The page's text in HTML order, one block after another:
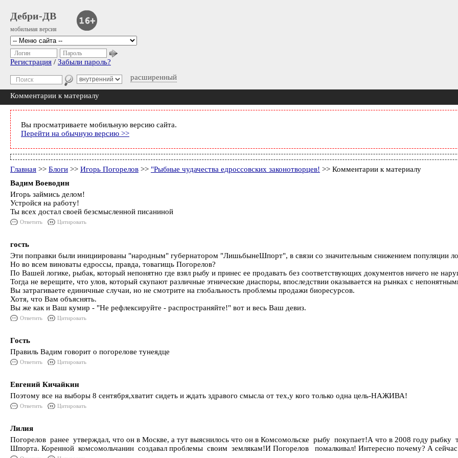
Дебри-ДВ
мобильная версия
расширенный
Логин Пароль
Регистрация / Забыли пароль?
Комментарии к материалу
Вы просматриваете мобильную версию сайта.
Перейти на обычную версию >>
Главная >> Блоги >> Игорь Погорелов >> "Рыбные чудачества едроссовских законотворцев! >> Комментарии к материалу
Вадим Воеводин
Игорь займись делом!
Устройся на работу!
Ты всех достал своей безсмысленной писаниной
Ответить Цитировать
гость
Эти поправки были инициированы "народным" губернатором "ЛишьбынеШпорт", в связи со значительным снижением популяции
Но во всем виноваты едроссы, правда, товагищь Погорелов?
По Вашей логике, рыбак, который непонятно где взял рыбу и принес ее продавать без соответствующих документов ничего не
Тогда не верещите, что улов, который скупают различные этнические диаспоры, впоследствии оказывается на рынках с
Вы затрагиваете единичные случаи, но не смотрите на глобальность проблемы продажи биоресурсов.
Хотя, что Вам объяснять.
Вы же как и Ваш кумир - "Не рефлексируйте - распространяйте!" вот и весь Ваш девиз.
Ответить Цитировать
Гость
Правиль Вадим говорит о погорелове тунеядце
Ответить Цитировать
Евгений Кичайкин
Поэтому все на выборы 8 сентября,хватит сидеть и ждать здравого смысла от тех,у кого только одна цель-НАЖИВА!
Ответить Цитировать
Лилия
Погорелов ранее утверждал, что он в Москве, а тут выяснилось что он в Комсомольске рыбу покупает!А что в 2008 году
Шпорта. Коренной комсомольчанин создавал проблемы своим землякам!И Погорелов помалкивал! Интересно почему? А